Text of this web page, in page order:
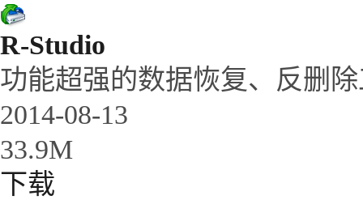
R-Studio
功能超强的数据恢复、反删
2014-08-13
33.9M
下载